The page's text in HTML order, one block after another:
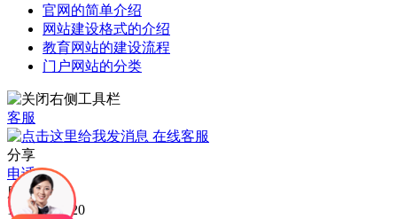
官网的简单介绍
网站建设格式的介绍
教育网站的建设流程
门户网站的分类
客服
在线客服
分享
电话
服务电话：
15015300720